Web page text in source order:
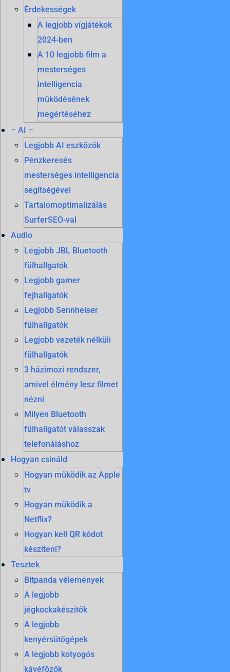
Érdekességek
A legjobb vígjátékok
2024-ben
A 10 legjobb film a
mesterséges
intelligencia
működésének
megértéséhez
– AI –
Legjobb AI eszközök
Pénzkeresés
mesterséges intelligencia
segítségével
Tartalomoptimalizálás
SurferSEO-val
Audio
Legjobb JBL Bluetooth
fülhallgatók
Legjobb gamer
fejhallgatók
Legjobb Sennheiser
fülhallgatók
Legjobb vezeték nélküli
fülhallgatók
3 házimozi rendszer,
amivel élmény lesz filmet
nézni
Milyen Bluetooth
fülhallgatót válasszak
telefonáláshoz
Hogyan csináld
Hogyan működik az Apple
tv
Hogyan működik a
Netflix?
Hogyan kell QR kódot
készíteni?
Tesztek
Bitpanda vélemények
A legjobb
jégkockakészítők
A legjobb
kenyérsütőgépek
A legjobb kotyogós
kávéfőzők